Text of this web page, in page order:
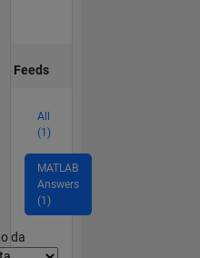
Feeds
All
(1)
MATLAB
Answers
(1)
da